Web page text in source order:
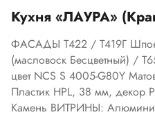
Кухня «ЛАУРА»
ФАСАДЫ Т422 / Т419Г Шпон
(масловоск Бесцветный) /
цвет NCS S 4005-G80Y
Пластик HPL, 38 мм, декор
Камень ВИТРИНЫ: